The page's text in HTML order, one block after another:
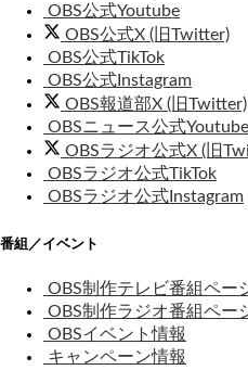
OBS公式Youtube
OBS公式X (旧Twitter)
OBS公式TikTok
OBS公式Instagram
OBS報道部X (旧Twitter)
OBSニュース公式Youtube
OBSラジオ公式X (旧
OBSラジオ公式TikTok
OBSラジオ公式Instagram
番組／イベント
OBS制作テレビ番組ペー
OBS制作ラジオ番組ペー
OBSイベント情報
キャンペーン情報